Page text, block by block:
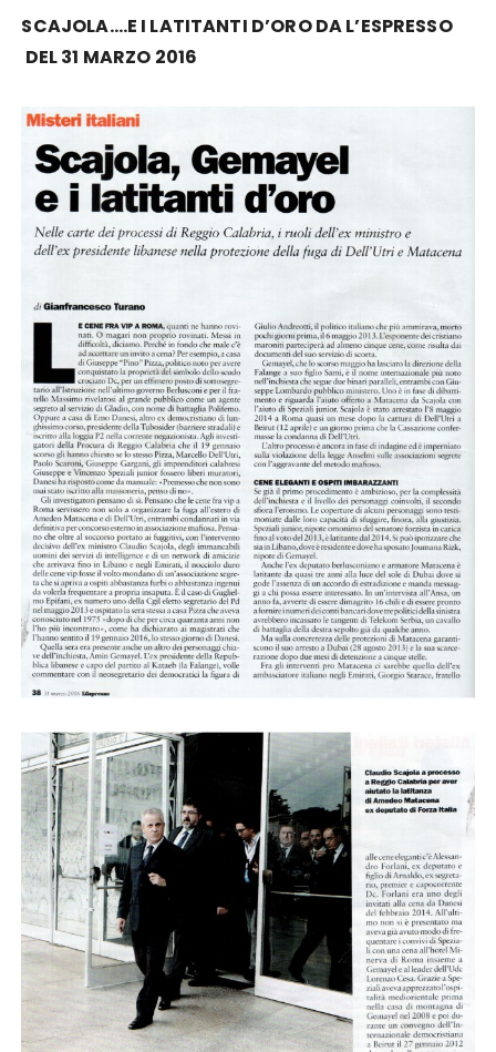
SCAJOLA….E I LATITANTI D’ORO DA L’ESPRESSO
DEL 31 MARZO 2016